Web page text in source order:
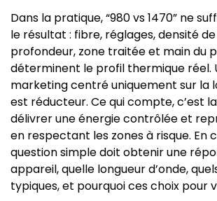
Dans la pratique, “980 vs 1470” ne
le résultat : fibre, réglages, densité
profondeur, zone traitée et main du
déterminent le profil thermique réel.
marketing centré uniquement sur la
est réducteur. Ce qui compte, c’est
délivrer une énergie contrôlée et
en respectant les zones à risque. En
question simple doit obtenir une
appareil, quelle longueur d’onde,
typiques, et pourquoi ces choix pour